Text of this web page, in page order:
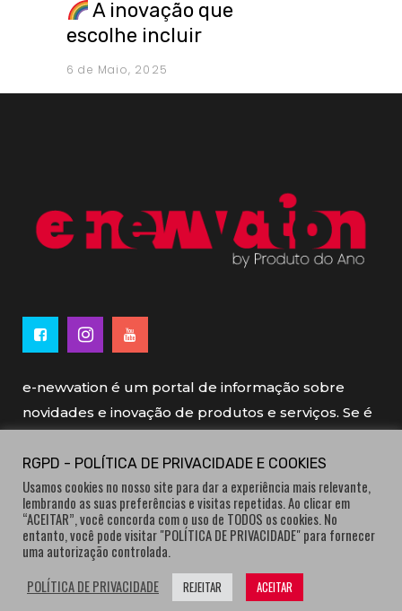
A inovação que
escolhe incluir
6 de Maio, 2025
e-newvation é um portal de informação sobre
novidades e inovação de produtos e serviços. Se é
e-newvation tem o patrocínio do “Produto do
Ano”, o prémio de inovação atribuído por
consumidores.
RGPD - POLÍTICA DE PRIVACIDADE E COOKIES
Usamos cookies no nosso site para dar a experiência mais relevante,
lembrando as suas preferências e visitas repetidas. Ao clicar em
“ACEITAR”, você concorda com o uso de TODOS os cookies. No
entanto, você pode visitar "POLÍTICA DE PRIVACIDADE" para fornecer
uma autorização controlada.
POLÍTICA DE PRIVACIDADE
REJEITAR ACEITAR